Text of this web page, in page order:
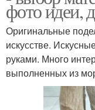
фото идеи,
Оригинальные
искусстве.
руками. Много
выполненных из